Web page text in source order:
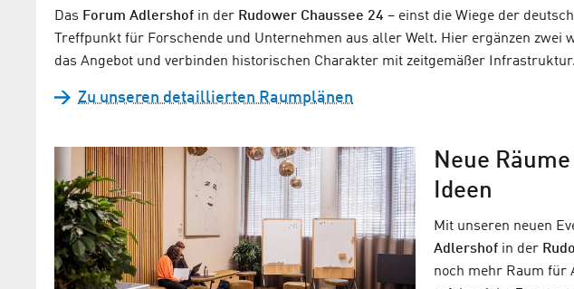
Das Forum Adlershof in der Rudower Chaussee 24 – einst die Wiege der
Treffpunkt für Forschende und Unternehmen aus aller Welt. Hier ergänzen zwei
das Angebot und verbinden historischen Charakter mit zeitgemäßer Infrastruktur.
Zu unseren detaillierten Raumplänen
Neue
Ideen
Mit unseren neuen
Adlershofin der
noch mehr Raum für